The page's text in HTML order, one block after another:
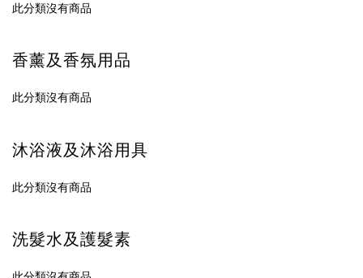
此分類沒有商品
香薰及香氛用品
此分類沒有商品
沐浴液及沐浴用具
此分類沒有商品
洗髮水及護髮素